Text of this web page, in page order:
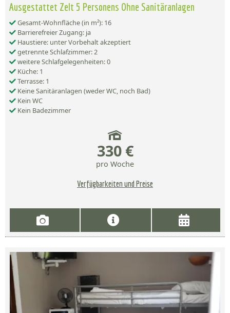
Ausgestattet Zelt 5 Personens Ohne Sanitäranlagen
Gesamt-Wohnfläche (in m²): 16
Barrierefreier Zugang: ja
Haustiere: unter Vorbehalt akzeptiert
getrennte Schlafzimmer: 2
weitere Schlafgelegenheiten: 0
Küche: 1
Terrasse: 1
Keine Sanitäranlagen (weder WC, noch Bad)
Kein WC
Kein Badezimmer
330 €
pro Woche
Verfügbarkeiten und Preise